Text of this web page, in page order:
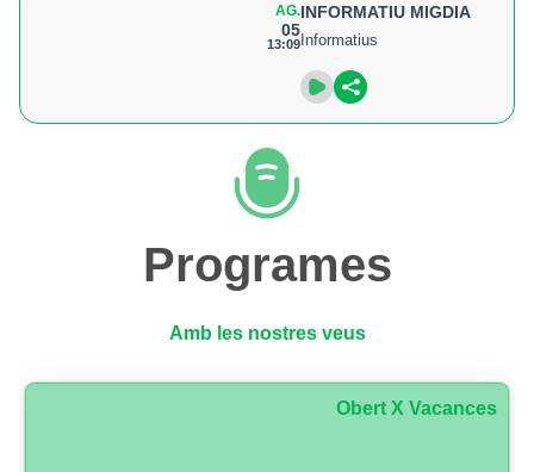
AG.
05
13:09
INFORMATIU MIGDIA
Informatius
Programes
Amb les nostres veus
Obert X Vacances